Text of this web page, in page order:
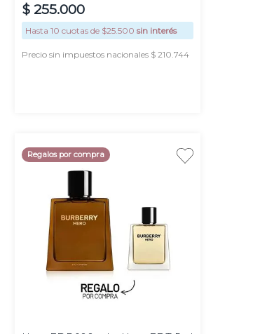
$ 255.000
Hasta 10 cuotas de $25.500 sin interés
Precio sin impuestos nacionales $ 210.744
Regalos por compra